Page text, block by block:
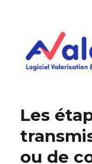
et fonds
Les
ou de